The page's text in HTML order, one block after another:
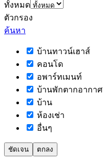
ทั้งหมด
ตัวกรอง
ค้นหา
บ้านทาวน์เฮาส์
คอนโด
อพาร์ทเมนท์
บ้านพักตากอากาศ
บ้าน
ห้องเช่า
อื่นๆ
ชัดเจน ตกลง